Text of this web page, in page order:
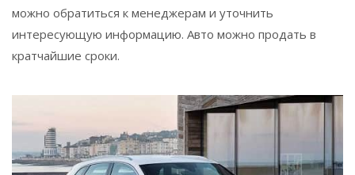
можно обратиться к менеджерам и уточнить
интересующую информацию. Авто можно продать в
кратчайшие сроки.